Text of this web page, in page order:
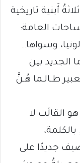
أَبنية تاريخية
العامة:
وسواها…
الجديد بين
طـالـما هُـنَّ
هو القالَب لا
جديدًا على